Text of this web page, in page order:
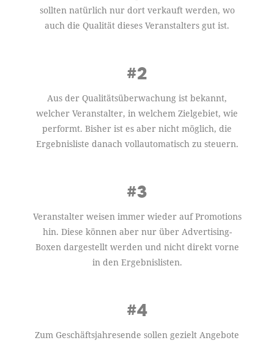
sollten natürlich nur dort verkauft werden, wo
auch die Qualität dieses Veranstalters gut ist.
#2
Aus der Qualitätsüberwachung ist bekannt,
welcher Veranstalter, in welchem Zielgebiet, wie
performt. Bisher ist es aber nicht möglich, die
Ergebnisliste danach vollautomatisch zu steuern.
#3
Veranstalter weisen immer wieder auf Promotions
hin. Diese können aber nur über Advertising-
Boxen dargestellt werden und nicht direkt vorne
in den Ergebnislisten.
#4
Zum Geschäftsjahresende sollen gezielt Angebote